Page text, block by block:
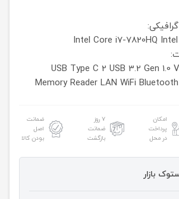
گرافیکی:
Intel Core i7-7820HQ
2 USB 3.2 Gen 1.0
Memory Reader LAN WiFi
امکان
پرداخت
در محل
۷ روز
ضمانت
بازگشت
ضمانت
اصل
بودن کالا
بازار